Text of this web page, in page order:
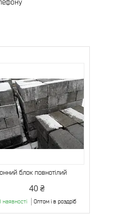
блок повнотілий
40 ₴
наявності Оптом і в роздріб